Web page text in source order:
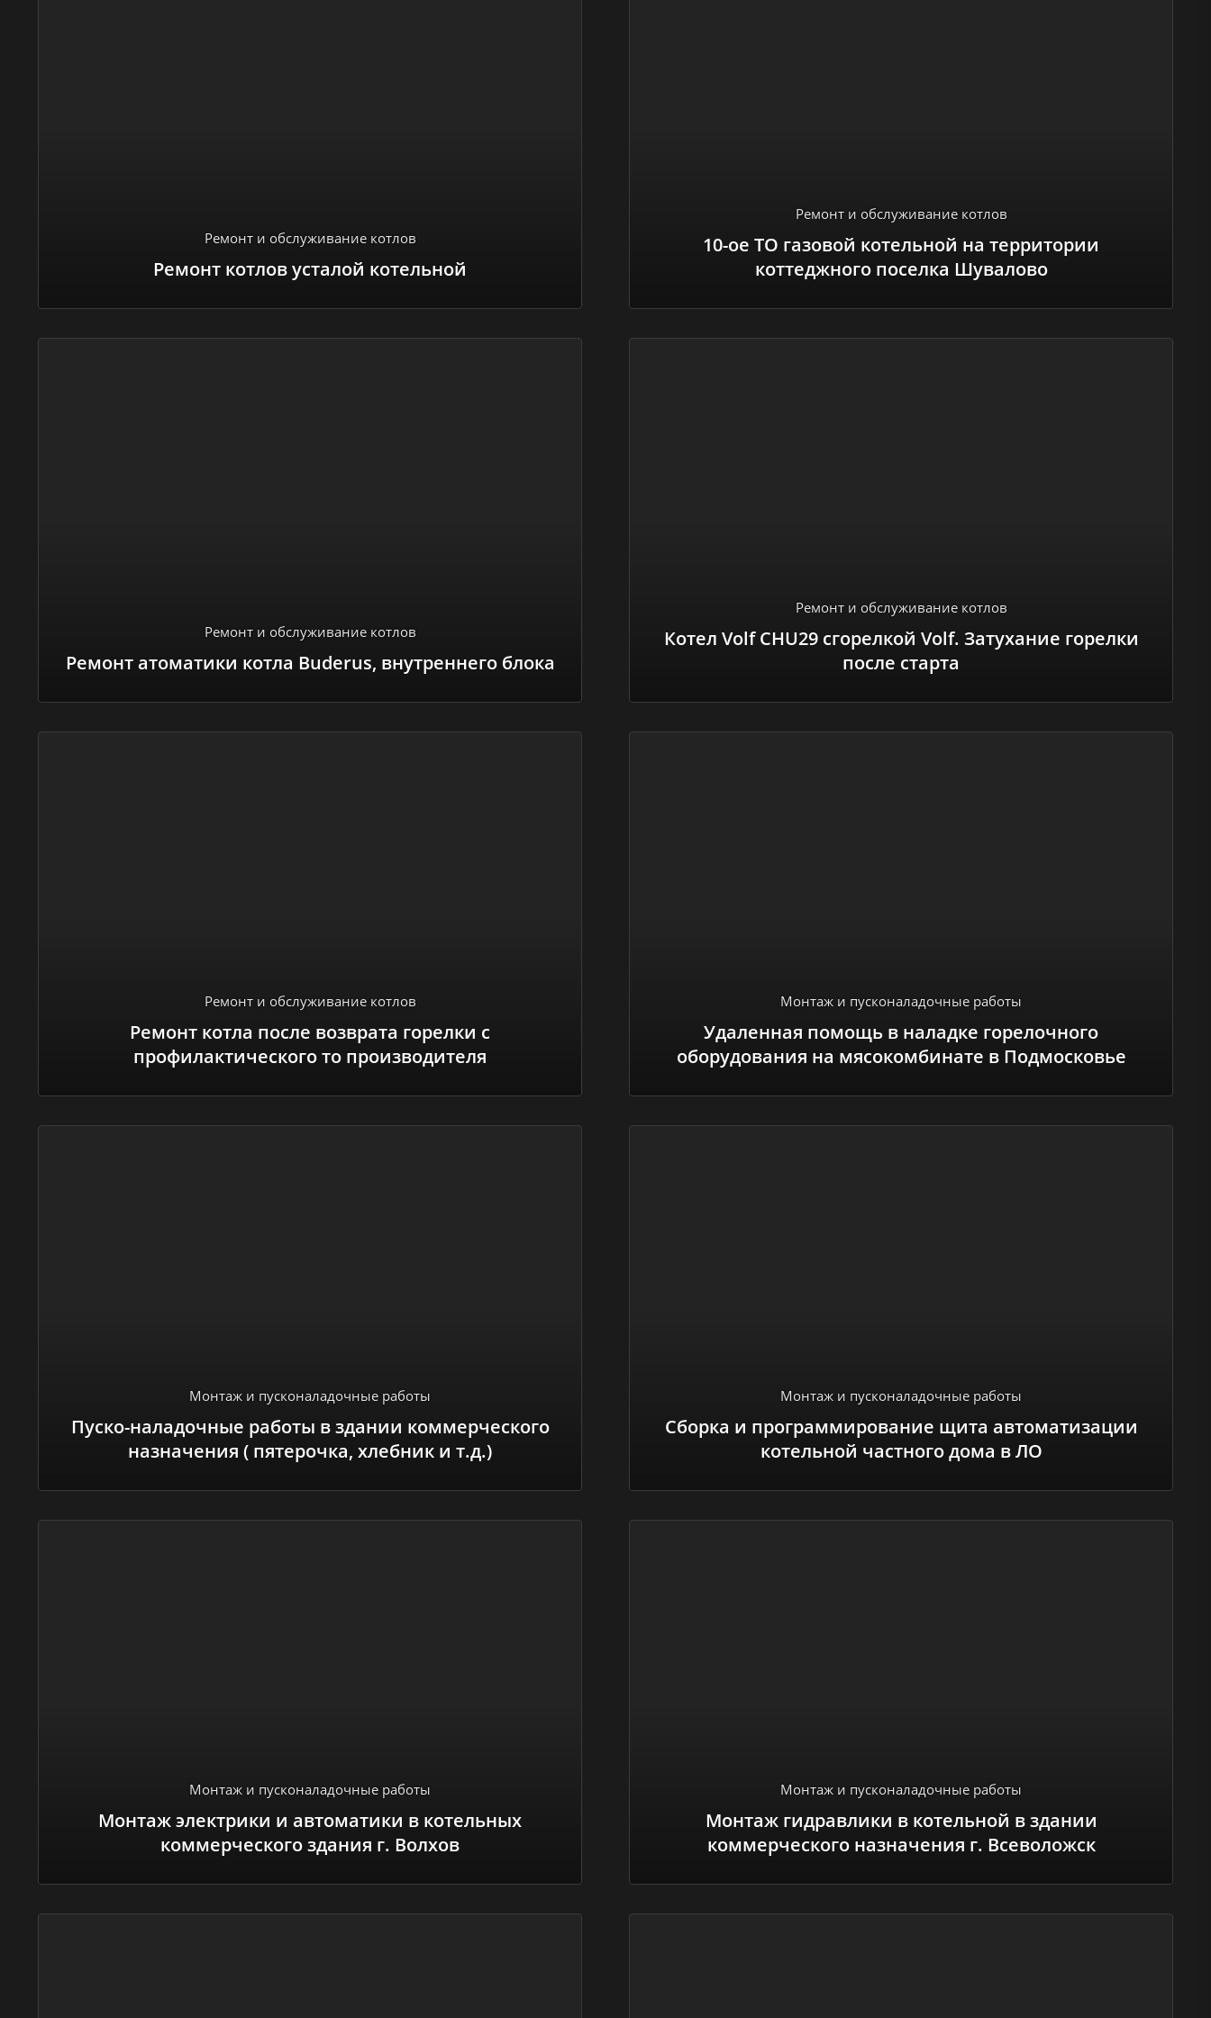
Ремонт и обслуживание котлов
Ремонт котлов усталой котельной
Ремонт и обслуживание котлов
10-ое ТО газовой котельной на территории
коттеджного поселка Шувалово
Ремонт и обслуживание котлов
Ремонт атоматики котла Buderus, внутреннего блока
Ремонт и обслуживание котлов
Котел Volf CHU29 сгорелкой Volf. Затухание горелки
после старта
Ремонт и обслуживание котлов
Ремонт котла после возврата горелки с
профилактического то производителя
Монтаж и пусконаладочные работы
Удаленная помощь в наладке горелочного
оборудования на мясокомбинате в Подмосковье
Монтаж и пусконаладочные работы
Пуско-наладочные работы в здании коммерческого
назначения ( пятерочка, хлебник и т.д.)
Монтаж и пусконаладочные работы
Сборка и программирование щита автоматизации
котельной частного дома в ЛО
Монтаж и пусконаладочные работы
Монтаж электрики и автоматики в котельных
коммерческого здания г. Волхов
Монтаж и пусконаладочные работы
Монтаж гидравлики в котельной в здании
коммерческого назначения г. Всеволожск